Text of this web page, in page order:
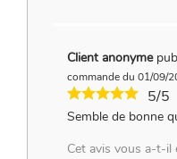
Client anonyme
commande du 01/09/
5/5
Semble de bonne
Cet avis vous a-t-il